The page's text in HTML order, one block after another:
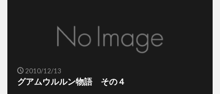
2010/12/13
グアムウルルン物語 その４